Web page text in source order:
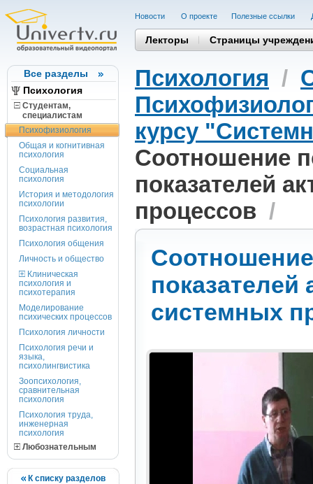
Все разделы
Психология
Студентам,
cпециалистам
Психофизиология
Общая и когнитивная
психология
Социальная
психология
История и методология
психологии
Психология развития,
возрастная психология
Психология общения
Личность и общество
Клиническая
психология и
психотерапия
Моделирование
психических процессов
Психология личности
Психология речи и
языка,
психолингвистика
Зоопсихология,
сравнительная
психология
Психология труда,
инженерная
психология
Любознательным
К списку разделов
Новости О проекте Полезные cсылки
Лекторы Страницы
Психология /
курсу
Соотношение
показателей
процессов /
показателей
системных